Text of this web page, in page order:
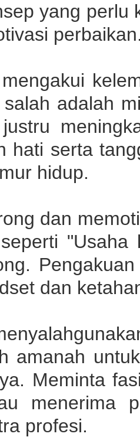
yang perlu
adalah
hati serta
hidup.
dan
"Usaha
dan
amanah
Meminta
menerima
profesi.